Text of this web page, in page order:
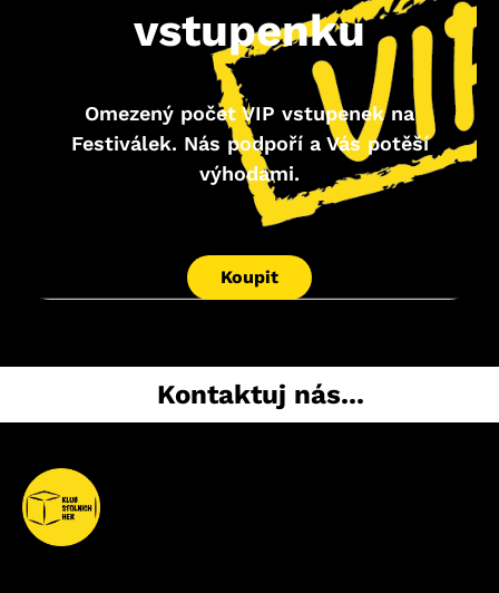
vstupenku
Omezený počet VIP vstupenek na
Festiválek. Nás podpoří a Vás potěší
výhodami.
Koupit
Kontaktuj nás...